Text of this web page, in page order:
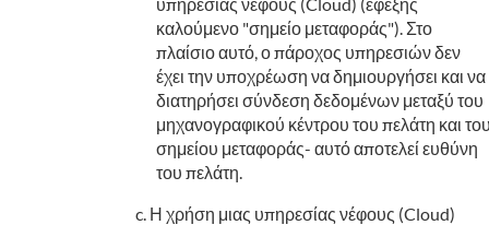
καλούμενο "σημείο μεταφοράς"). Στο
πλαίσιο αυτό, ο πάροχος υπηρεσιών δεν
έχει την υποχρέωση να δημιουργήσει και να
διατηρήσει σύνδεση δεδομένων μεταξύ του
μηχανογραφικού κέντρου του πελάτη και
σημείου μεταφοράς- αυτό αποτελεί ευθύνη
του πελάτη.
Η χρήση μιας υπηρεσίας νέφους (Cloud)